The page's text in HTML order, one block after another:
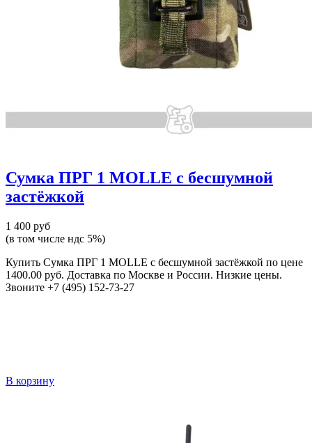
Сумка ПРГ 1 MOLLE с бесшумной
застёжкой
1 400 руб
(в том числе ндс 5%)
Купить Сумка ПРГ 1 MOLLE с бесшумной застёжкой по цене
1400.00 руб. Доставка по Москве и России. Низкие цены.
Звоните +7 (495) 152-73-27
В корзину